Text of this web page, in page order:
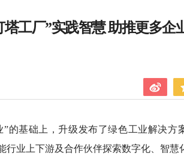
工厂”实践智慧 助推更多企
”的基础上，升级发布了绿色工业解决方
行业上下游及合作伙伴探索数字化、智慧